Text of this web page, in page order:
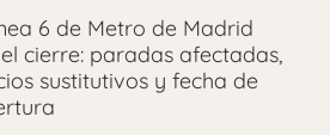
6 de Metro de Madrid
cierre: paradas afectadas,
sustitutivos y fecha de